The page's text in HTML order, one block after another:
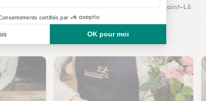
Fleuristes à Saint-Lô
Nos fleuristes à Gieville